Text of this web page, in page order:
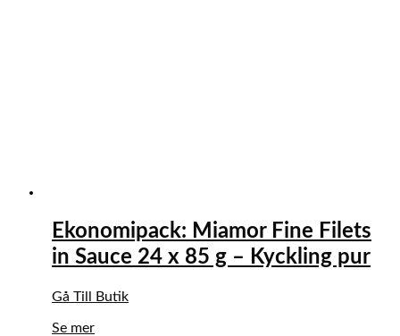
Ekonomipack: Miamor Fine Filets
in Sauce 24 x 85 g – Kyckling pur
Gå Till Butik
Se mer